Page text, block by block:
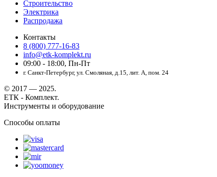
Строительство
Электрика
Распродажа
Контакты
8 (800) 777-16-83
info@etk-komplekt.ru
09:00 - 18:00, Пн-Пт
г. Санкт-Петербург, ул. Смоляная, д.15, лит. А, пом. 24
© 2017 — 2025.
ЕТК - Комплект.
Инструменты и оборудование
Способы оплаты